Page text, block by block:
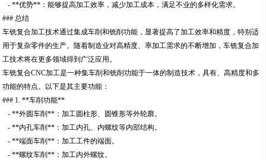
- **优势**：能够提高加工效率，减少加工成本，满足不业的多样化需求。
### 总结
车铣复合加工技术通过集成车削和铣削功能，显著提高了加工效率和精度，特别适
用于复杂零件的生产。随着制造业对高精度、率加工需求的不断增加，车铣复合加
工技术将在更多领域得到广泛应用。
车铣复合CNC加工是一种集车削和铣削功能于一体的制造技术，具有、高精度和多
功能的特点。以下是其主要功能：
### 1. **车削功能**
- **外圆车削**：加工圆柱形、圆锥形等外轮廓。
- **内孔车削**：加工内孔、内螺纹等内部结构。
- **端面车削**：加工工件的端面。
- **螺纹车削**：加工内外螺纹。